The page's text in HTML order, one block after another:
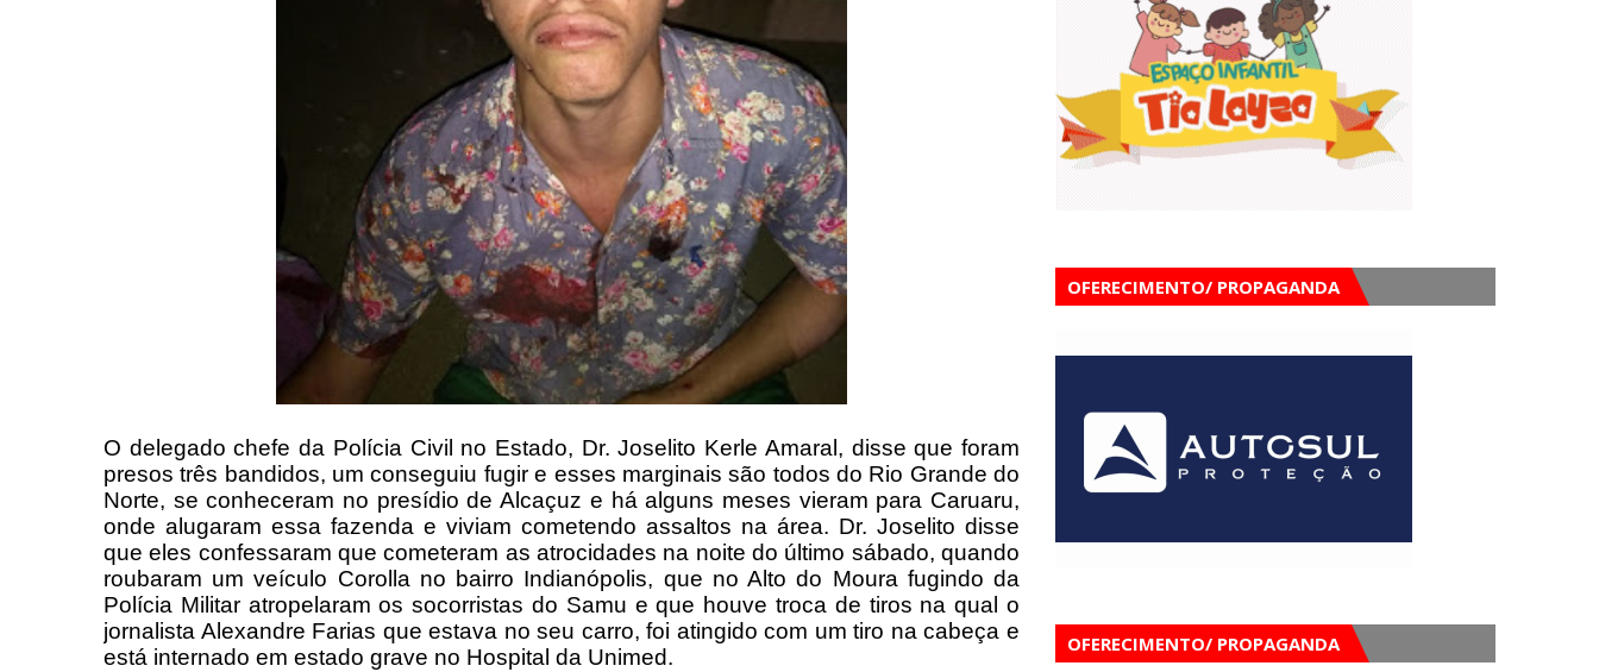
O delegado chefe da Polícia Civil no Estado, Dr. Joselito Kerle Amaral, disse que foram
presos três bandidos, um conseguiu fugir e esses marginais são todos do Rio Grande do
Norte, se conheceram no presídio de Alcaçuz e há alguns meses vieram para Caruaru,
onde alugaram essa fazenda e viviam cometendo assaltos na área. Dr. Joselito disse
que eles confessaram que cometeram as atrocidades na noite do último sábado, quando
roubaram um veículo Corolla no bairro Indianópolis, que no Alto do Moura fugindo da
Polícia Militar atropelaram os socorristas do Samu e que houve troca de tiros na qual o
jornalista Alexandre Farias que estava no seu carro, foi atingido com um tiro na cabeça e
está internado em estado grave no Hospital da Unimed.
OFERECIMENTO/ PROPAGANDA
OFERECIMENTO/ PROPAGANDA